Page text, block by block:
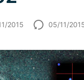
2015 05/11/